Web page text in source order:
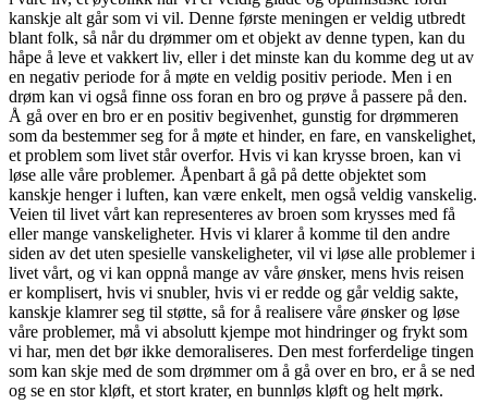
kanskje alt går som vi vil. Denne første meningen er veldig utbredt
blant folk, så når du drømmer om et objekt av denne typen, kan du
håpe å leve et vakkert liv, eller i det minste kan du komme deg ut av
en negativ periode for å møte en veldig positiv periode. Men i en
drøm kan vi også finne oss foran en bro og prøve å passere på den.
Å gå over en bro er en positiv begivenhet, gunstig for drømmeren
som da bestemmer seg for å møte et hinder, en fare, en vanskelighet,
et problem som livet står overfor. Hvis vi kan krysse broen, kan vi
løse alle våre problemer. Åpenbart å gå på dette objektet som
kanskje henger i luften, kan være enkelt, men også veldig vanskelig.
Veien til livet vårt kan representeres av broen som krysses med få
eller mange vanskeligheter. Hvis vi klarer å komme til den andre
siden av det uten spesielle vanskeligheter, vil vi løse alle problemer i
livet vårt, og vi kan oppnå mange av våre ønsker, mens hvis reisen
er komplisert, hvis vi snubler, hvis vi er redde og går veldig sakte,
kanskje klamrer seg til støtte, så for å realisere våre ønsker og løse
våre problemer, må vi absolutt kjempe mot hindringer og frykt som
vi har, men det bør ikke demoraliseres. Den mest forferdelige tingen
som kan skje med de som drømmer om å gå over en bro, er å se ned
og se en stor kløft, et stort krater, en bunnløs kløft og helt mørk.